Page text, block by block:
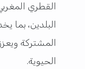
القطري
البلدين، بما
المشتركة
الحيوية.